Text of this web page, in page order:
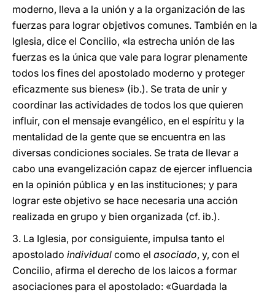
moderno, lleva a la unión y a la organización de las
fuerzas para lograr objetivos comunes. También en la
Iglesia, dice el Concilio, «la estrecha unión de las
fuerzas es la única que vale para lograr plenamente
todos los fines del apostolado moderno y proteger
eficazmente sus bienes» (ib.). Se trata de unir y
coordinar las actividades de todos los que quieren
influir, con el mensaje evangélico, en el espíritu y la
mentalidad de la gente que se encuentra en las
diversas condiciones sociales. Se trata de llevar a
cabo una evangelización capaz de ejercer influencia
en la opinión pública y en las instituciones; y para
lograr este objetivo se hace necesaria una acción
realizada en grupo y bien organizada (cf. ib.).
3. La Iglesia, por consiguiente, impulsa tanto el
apostolado individual como el asociado, y, con el
Concilio, afirma el derecho de los laicos a formar
asociaciones para el apostolado: «Guardada la